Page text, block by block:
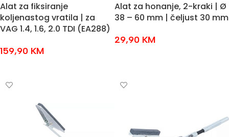
Alat za fiksiranje
koljenastog vratila | za
VAG 1.4, 1.6, 2.0 TDI (EA288)
159,90 KM
Alat za honanje, 2-kraki | Ø
38 – 60 mm | čeljust 30 mm
29,90 KM